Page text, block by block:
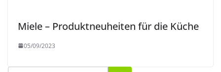
Miele – Produktneuheiten für die Küche
05/09/2023